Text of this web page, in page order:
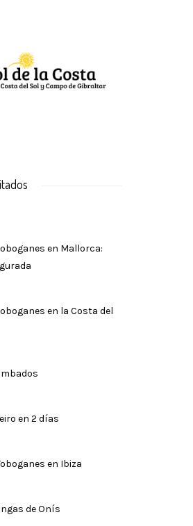
en Mallorca:
en la Costa del
en 2 días
en Ibiza
de Onís